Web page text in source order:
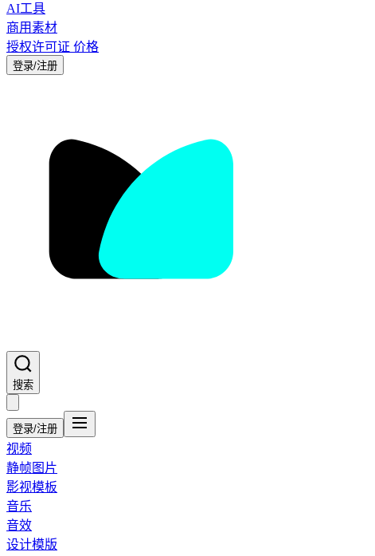
AI工具
商用素材
授权许可证 价格
登录/注册
搜索
登录/注册
视频
静帧图片
影视模板
音乐
音效
设计模版